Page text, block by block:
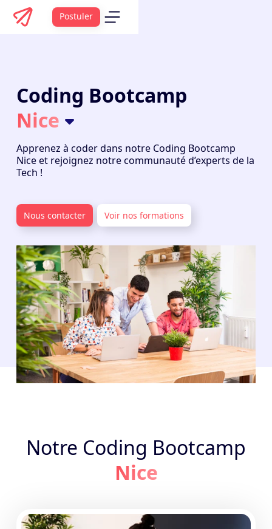
Postuler
Coding Bootcamp
Nice
Apprenez à coder dans notre Coding Bootcamp
Nice et rejoignez notre communauté d’experts de la
Tech !
Nous contacter Voir nos formations
Notre Coding Bootcamp
Nice